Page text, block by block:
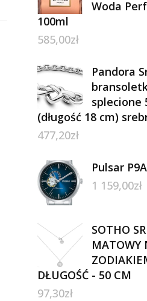
Woda
100ml
585,00zł
Pandora
splecione
(długość 18 cm)
477,20zł
Pulsar
1 159,00zł
SOTHO
MATOWY
DŁUGOŚĆ - 50 CM
97,30zł